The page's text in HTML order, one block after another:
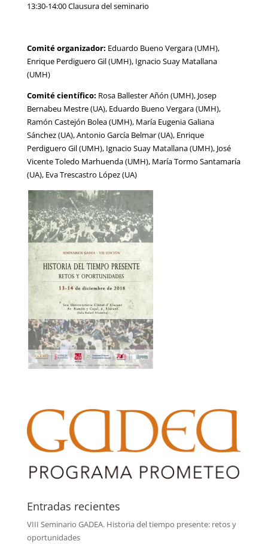
13:30-14:00 Clausura del seminario
Comité organizador: Eduardo Bueno Vergara (UMH),
Enrique Perdiguero Gil (UMH), Ignacio Suay Matallana
(UMH)
Comité científico: Rosa Ballester Añón (UMH), Josep
Bernabeu Mestre (UA), Eduardo Bueno Vergara (UMH),
Ramón Castejón Bolea (UMH), María Eugenia Galiana
Sánchez (UA), Antonio García Belmar (UA), Enrique
Perdiguero Gil (UMH), Ignacio Suay Matallana (UMH), José
Vicente Toledo Marhuenda (UMH), María Tormo Santamaría
(UA), Eva Trescastro López (UA)
Entradas recientes
VIII Seminario GADEA. Historia del tiempo presente: retos y
oportunidades